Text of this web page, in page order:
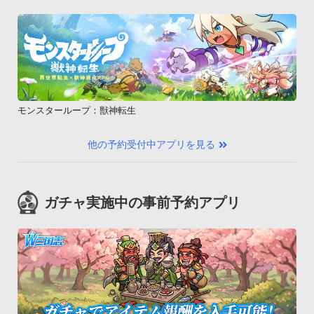
モンスターループ：獣神転生
他の予約受付中アプリを見る
ガチャ実施中の事前予約アプリ